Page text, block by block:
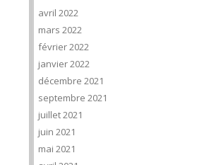
avril 2022
mars 2022
février 2022
janvier 2022
décembre 2021
septembre 2021
juillet 2021
juin 2021
mai 2021